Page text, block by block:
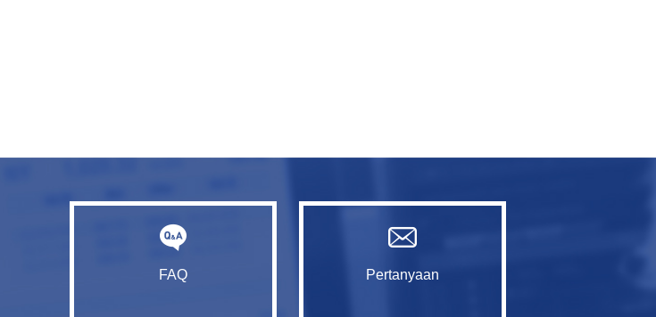
FAQ Pertanyaan